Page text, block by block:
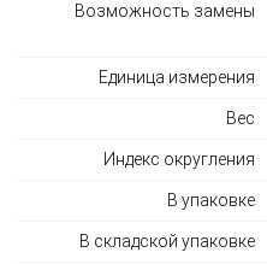
Возможность замены
Единица измерения
Вес
Индекс округления
В упаковке
В складской упаковке